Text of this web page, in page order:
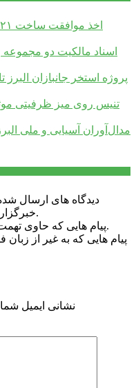
اخذ موافقت ساخت ۲۱ پروژه ورزشی جدید در البرز
اسناد مالکیت دو
پروژه استخر جانبازان البرز
تنیس روی میز ظرفیتی
مدال‌آوران آسیایی و ملی
دیدگاه های ارسال
خبرگزاری الف در وب منتشر خواهد شد.
پیام هایی که حاوی تهمت یا افترا باشد منتشر نخواهد شد.
پیام هایی که به غیر از
نشانی ایمیل